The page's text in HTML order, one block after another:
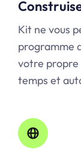
Kit ne vous
programme
votre propre
temps et